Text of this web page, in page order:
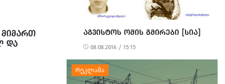
ᲓᲐ
ᲐᲒᲕᲘᲡᲢᲝᲡ ᲝᲛᲘᲡ ᲒᲛᲘᲠᲔᲑᲘ [ᲡᲘᲐ]
08.08.2016 / 15:15